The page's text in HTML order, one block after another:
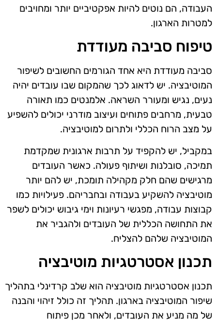
העבודה, הם נוטים להיות אפקטיביים יותר ומחויבים
למטרות הארגון.
טיפוח סביבה מעודדת
סביבה מעודדת היא אחד הגורמים החשובים לשיפור
המוטיבציה. יש לדאוג לכך שהמקום שבו עובדים יהיה
נעים, נגיש ומעורר השראה. אלמנטים כמו תאורה
טבעית, מרחבים פתוחים ועיצוב מודרני יכולים להשפיע
על מצב הרוח הכללי ולתרום למוטיבציה.
במקביל, יש להקפיד על תרבות ארגונית שמקדמת
תמיכה, סובלנות ושיתוף פעולה. כאשר העובדים
מרגישים שהם חלק מקהילה תומכת, יש להם יותר
מוטיבציה להשקיע בעבודה ובחבריהם. פעילויות כמו
קבוצות עבודה, מפגשי רעיונות וימי גיבוש יכולים לשפר
את התחושה הכללית של העובדים ולהגביר את
המוטיבציה שלהם להצליח.
תכנון אסטרטגיות מוטיבציה
תכנון אסטרטגיות מוטיבציה הוא שלב קרדינלי בתהליך
שיפור המוטיבציה בארגון. תהליך זה כולל זיהוי והבנה
של מה מניע את העובדים, ולאחר מכן פיתוח